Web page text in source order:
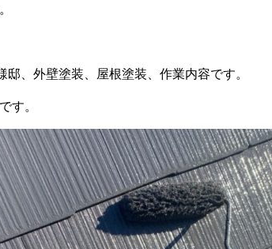
邸、外壁塗装、屋根塗装、作業内容です。
す。